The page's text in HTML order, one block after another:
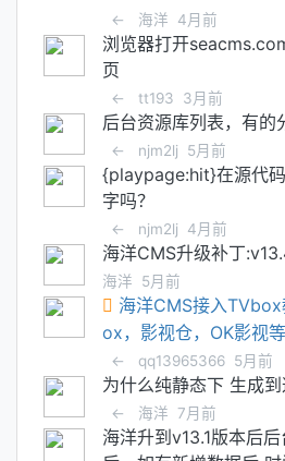
← 海洋 4月前
浏览器打开
页
← tt193 3月前
后台资源库列表，有的
← njm2lj 5月前
{playpage:hit}在源代
字吗？
← njm2lj 4月前
海洋CMS升级补丁
海洋 5月前
海洋CMS接入
ox，影视仓，OK影视
← qq13965366 5月前
为什么纯静态下 生成
← 海洋 7月前
海洋升到v13.1版本后